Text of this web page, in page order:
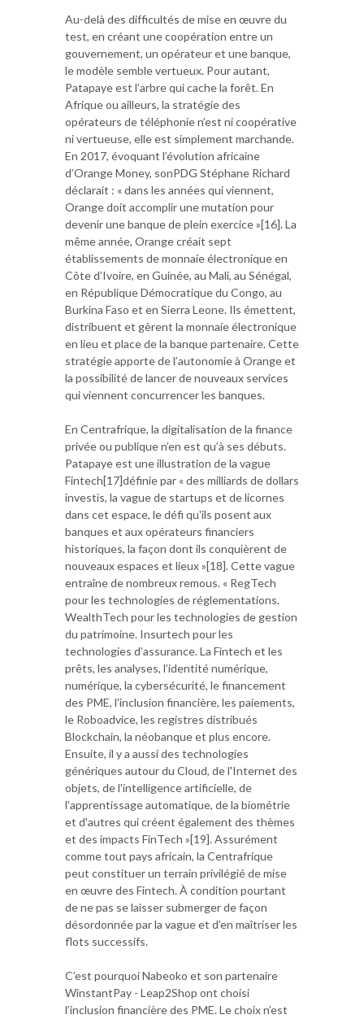
Au-delà des difficultés de mise en œuvre du
test, en créant une coopération entre un
gouvernement, un opérateur et une banque,
le modèle semble vertueux. Pour autant,
Patapaye est l’arbre qui cache la forêt. En
Afrique ou ailleurs, la stratégie des
opérateurs de téléphonie n’est ni coopérative
ni vertueuse, elle est simplement marchande.
En 2017, évoquant l’évolution africaine
d’Orange Money, sonPDG Stéphane Richard
déclarait : « dans les années qui viennent,
Orange doit accomplir une mutation pour
devenir une banque de plein exercice »[16]. La
même année, Orange créait sept
établissements de monnaie électronique en
Côte d’Ivoire, en Guinée, au Mali, au Sénégal,
en République Démocratique du Congo, au
Burkina Faso et en Sierra Leone. Ils émettent,
distribuent et gèrent la monnaie électronique
en lieu et place de la banque partenaire. Cette
stratégie apporte de l’autonomie à Orange et
la possibilité de lancer de nouveaux services
qui viennent concurrencer les banques.
En Centrafrique, la digitalisation de la finance
privée ou publique n’en est qu’à ses débuts.
Patapaye est une illustration de la vague
Fintech[17]définie par « des milliards de dollars
investis, la vague de startups et de licornes
dans cet espace, le défi qu'ils posent aux
banques et aux opérateurs financiers
historiques, la façon dont ils conquièrent de
nouveaux espaces et lieux »[18]. Cette vague
entraîne de nombreux remous. « RegTech
pour les technologies de réglementations.
WealthTech pour les technologies de gestion
du patrimoine. Insurtech pour les
technologies d’assurance. La Fintech et les
prêts, les analyses, l’identité numérique,
numérique, la cybersécurité, le financement
des PME, l'inclusion financière, les paiements,
le Roboadvice, les registres distribués
Blockchain, la néobanque et plus encore.
Ensuite, il y a aussi des technologies
génériques autour du Cloud, de l'Internet des
objets, de l'intelligence artificielle, de
l'apprentissage automatique, de la biométrie
et d'autres qui créent également des thèmes
et des impacts FinTech »[19]. Assurément
comme tout pays africain, la Centrafrique
peut constituer un terrain privilégié de mise
en œuvre des Fintech. À condition pourtant
de ne pas se laisser submerger de façon
désordonnée par la vague et d’en maîtriser les
flots successifs.
C’est pourquoi Nabeoko et son partenaire
WinstantPay - Leap2Shop ont choisi
l’inclusion financière des PME. Le choix n’est